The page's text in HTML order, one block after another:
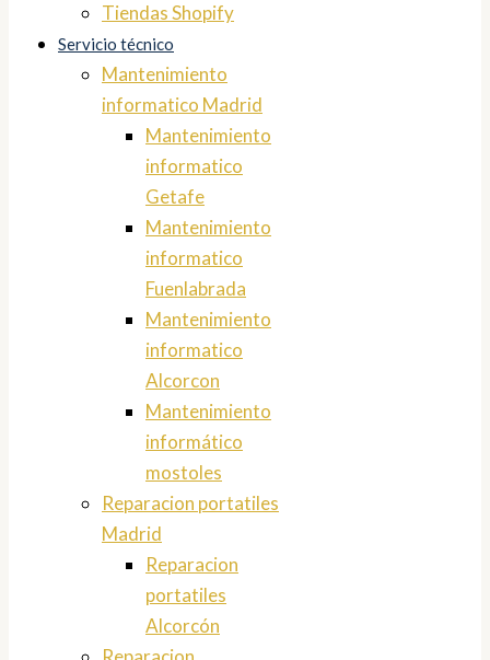
Tiendas Shopify
Servicio técnico
Mantenimiento
informatico Madrid
Mantenimiento
informatico
Getafe
Mantenimiento
informatico
Fuenlabrada
Mantenimiento
informatico
Alcorcon
Mantenimiento
informático
mostoles
Reparacion portatiles
Madrid
Reparacion
portatiles
Alcorcón